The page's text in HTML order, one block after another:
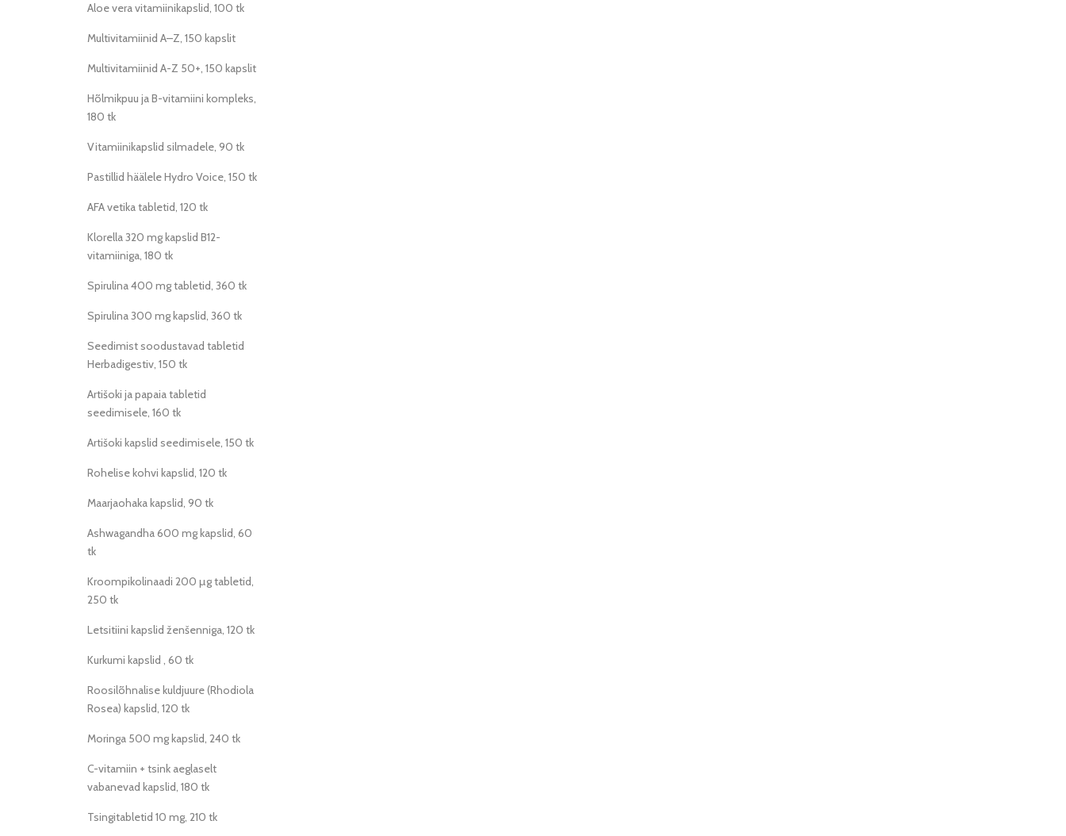
Aloe vera vitamiinikapslid, 100 tk
Multivitamiinid A–Z, 150 kapslit
Multivitamiinid A-Z 50+, 150 kapslit
Hõlmikpuu ja B-vitamiini kompleks,
180 tk
Vitamiinikapslid silmadele, 90 tk
Pastillid häälele Hydro Voice, 150 tk
AFA vetika tabletid, 120 tk
Klorella 320 mg kapslid B12-
vitamiiniga, 180 tk
Spirulina 400 mg tabletid, 360 tk
Spirulina 300 mg kapslid, 360 tk
Seedimist soodustavad tabletid
Herbadigestiv, 150 tk
Artišoki ja papaia tabletid
seedimisele, 160 tk
Artišoki kapslid seedimisele, 150 tk
Rohelise kohvi kapslid, 120 tk
Maarjaohaka kapslid, 90 tk
Ashwagandha 600 mg kapslid, 60
tk
Kroompikolinaadi 200 µg tabletid,
250 tk
Letsitiini kapslid ženšenniga, 120 tk
Kurkumi kapslid , 60 tk
Roosilõhnalise kuldjuure (Rhodiola
Rosea) kapslid, 120 tk
Moringa 500 mg kapslid, 240 tk
C-vitamiin + tsink aeglaselt
vabanevad kapslid, 180 tk
Tsingitabletid 10 mg, 210 tk